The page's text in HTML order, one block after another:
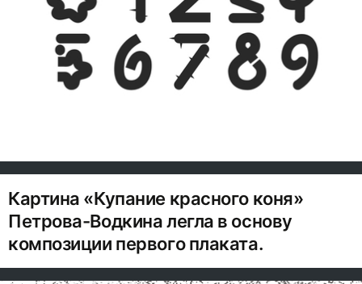
Картина «Купание красного коня»
Петрова-Водкина легла в основу
композиции первого плаката.